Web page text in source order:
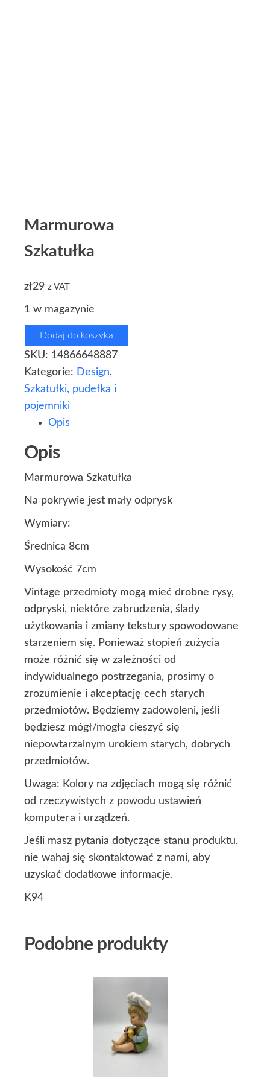
Marmurowa
Szkatułka
zł29 z VAT
1 w magazynie
Dodaj do koszyka
SKU: 14866648887
Kategorie: Design,
Szkatułki, pudełka i
pojemniki
Opis
Opis
Marmurowa Szkatułka
Na pokrywie jest mały odprysk
Wymiary:
Średnica 8cm
Wysokość 7cm
Vintage przedmioty mogą mieć drobne rysy,
odpryski, niektóre zabrudzenia, ślady
użytkowania i zmiany tekstury spowodowane
starzeniem się. Ponieważ stopień zużycia
może różnić się w zależności od
indywidualnego postrzegania, prosimy o
zrozumienie i akceptację cech starych
przedmiotów. Będziemy zadowoleni, jeśli
będziesz mógł/mogła cieszyć się
niepowtarzalnym urokiem starych, dobrych
przedmiotów.
Uwaga: Kolory na zdjęciach mogą się różnić
od rzeczywistych z powodu ustawień
komputera i urządzeń.
Jeśli masz pytania dotyczące stanu produktu,
nie wahaj się skontaktować z nami, aby
uzyskać dodatkowe informacje.
K94
Podobne produkty